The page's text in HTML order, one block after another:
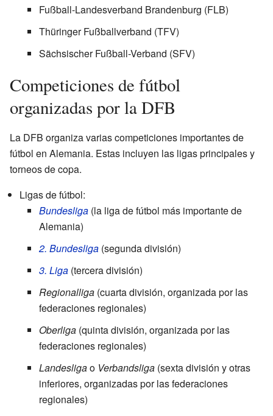
Fußball-Landesverband Brandenburg (FLB)
Thüringer Fußballverband (TFV)
Sächsischer Fußball-Verband (SFV)
Competiciones de fútbol
organizadas por la DFB
La DFB organiza varias competiciones importantes de
fútbol en Alemania. Estas incluyen las ligas principales y
torneos de copa.
Ligas de fútbol:
Bundesliga (la liga de fútbol más importante de
Alemania)
2. Bundesliga (segunda división)
3. Liga (tercera división)
Regionalliga (cuarta división, organizada por las
federaciones regionales)
Oberliga (quinta división, organizada por las
federaciones regionales)
Landesligao Verbandsliga (sexta división y otras
inferiores, organizadas por las federaciones
regionales)